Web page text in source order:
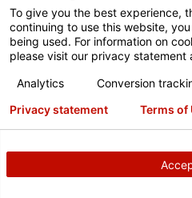
Conditions d’utilisation
Copyright© 2026 Hunter
To give you the best experience,
continuing to use this website,
being used. For information on
please visit our privacy statement
Analytics
Conversion
Privacy statement Terms of